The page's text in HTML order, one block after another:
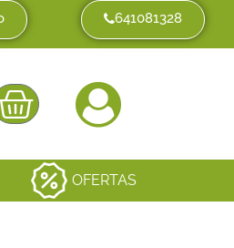
641081328
OFERTAS